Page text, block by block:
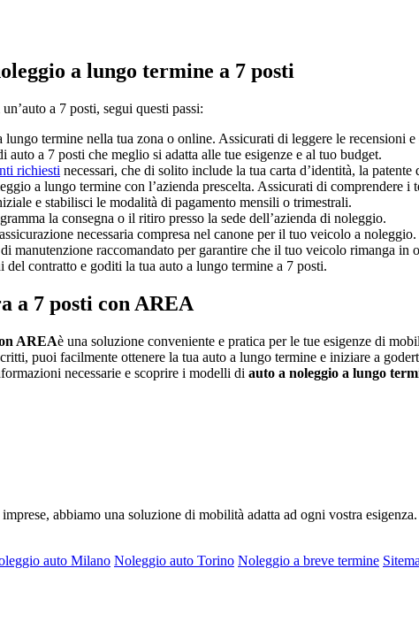
a lungo termine a 7 posti
a 7 posti, segui questi passi:
lungo termine nella tua zona o online. Assicurati di leggere le recensioni
auto a 7 posti che meglio si adatta alle tue esigenze e al tuo budget.
richiesti necessari, che di solito include la tua carta d’identità, la
a lungo termine con l’azienda prescelta. Assicurati di comprendere
e stabilisci le modalità di pagamento mensili o trimestrali.
la consegna o il ritiro presso la sede dell’azienda di noleggio.
necessaria compresa nel canone per il tuo veicolo a noleggio.
manutenzione raccomandato per garantire che il tuo veicolo rimanga in
del contratto e goditi la tua auto a lungo termine a 7 posti.
a 7 posti con AREA
AREAè una soluzione conveniente e pratica per le tue esigenze di
puoi facilmente ottenere la tua auto a lungo termine e iniziare a
necessarie e scoprire i modelli di auto a noleggio a lungo
abbiamo una soluzione di mobilità adatta ad ogni vostra esigenza.
auto Milano Noleggio auto Torino Noleggio a breve termine